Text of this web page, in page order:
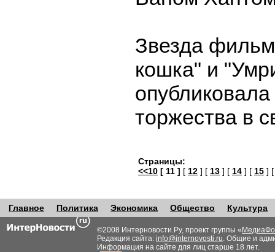
Звезда
кошка" и
торжества в
Страницы:
<<10 [ 11 ] [ 12 ] [ 13 ] [ 14 ] [ 15 ]
Главное Политика Экономика Общество Культура
©2008 Интерновости.Ру, проект группы «
Редакция сайта: info@internovosti.ru. Общие и
Информация на сайте для лиц старше 18 лет.